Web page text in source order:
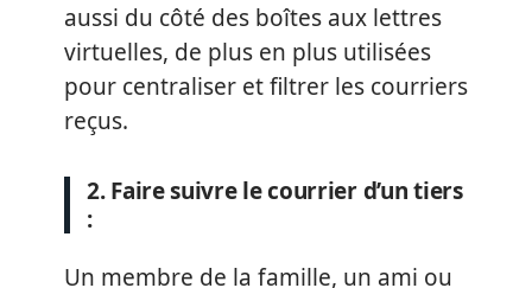
aussi du côté des boîtes aux lettres
virtuelles, de plus en plus utilisées
pour centraliser et filtrer les courriers
reçus.
2. Faire suivre le courrier d’un tiers
:
Un membre de la famille, un ami ou